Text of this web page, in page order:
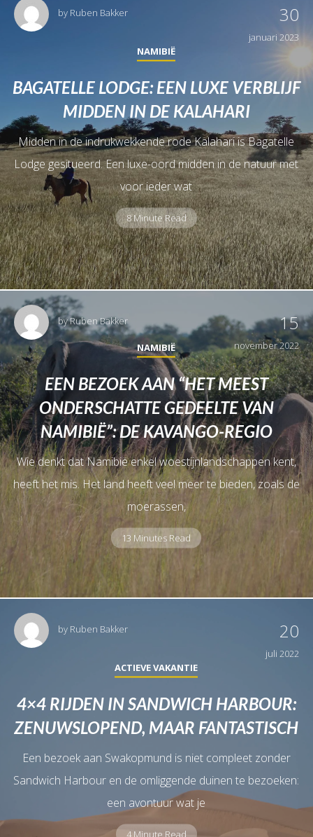
by Ruben Bakker 30
januari 2023
NAMIBIË
BAGATELLE LODGE: EEN LUXE VERBLIJF
MIDDEN IN DE KALAHARI
Midden in de indrukwekkende rode Kalahari is Bagatelle
Lodge gesitueerd. Een luxe-oord midden in de natuur met
voor ieder wat
8 Minute Read
byRuben Bakker 15
november 2022
NAMIBIË
EEN BEZOEK AAN “HET MEEST
ONDERSCHATTE GEDEELTE VAN
NAMIBIË”: DE KAVANGO-REGIO
Wie denkt dat Namibië enkel woestijnlandschappen kent,
heeft het mis. Het land heeft veel meer te bieden, zoals de
moerassen,
13 Minutes Read
by Ruben Bakker 20
juli 2022
ACTIEVE VAKANTIE
4×4 RIJDEN IN SANDWICH HARBOUR:
ZENUWSLOPEND, MAAR FANTASTISCH
Een bezoek aan Swakopmund is niet compleet zonder
Sandwich Harbour en de omliggende duinen te bezoeken:
een avontuur wat je
4 Minute Read